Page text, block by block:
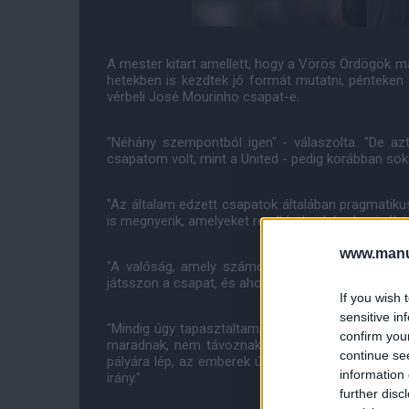
If you wish
sensitive
confirm
continue
information
further
A mester kitart amellett, hogy a Vörös Ördögök
hetekben is kezdtek jó formát mutatni,
vérbeli José Mourinho csapat-e.
"Néhány szempontból igen" - válaszolta. "De
csapatom volt, mint a United - pedig korábban
"Az általam edzett csapatok általában
is megnyerik, amelyeket rendkívül nehéz
"A valóság, amely számomra is nagyon
játsszon a csapat, és ahogyan a szurkolók
"Mindig úgy tapasztaltam, hogy a Stoke,
maradnak, nem távoznak csalódottan és jól
pályára lép, az emberek újra kijönnek buzdítani
irány."